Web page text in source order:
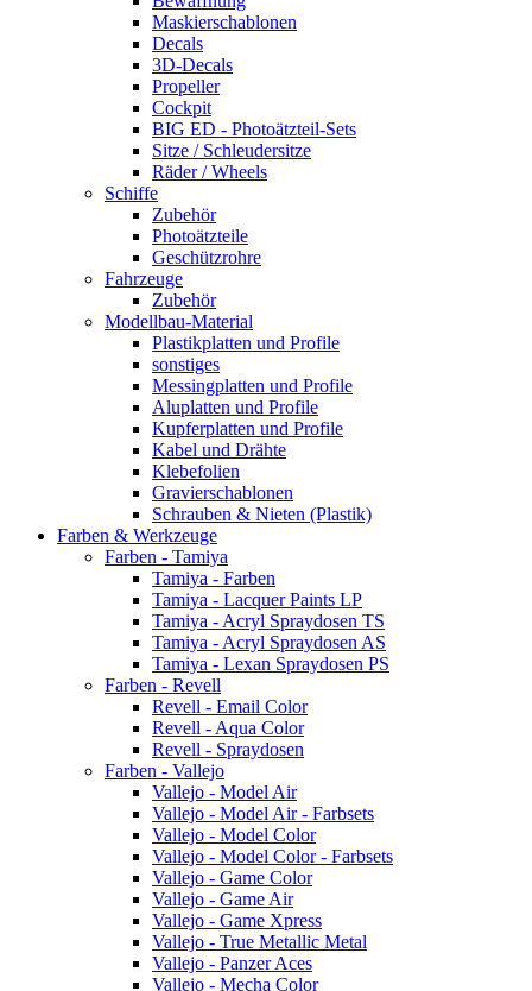
Maskierschablonen
Decals
3D-Decals
Propeller
Cockpit
BIG ED - Photoätzteil-Sets
Sitze / Schleudersitze
Räder / Wheels
Schiffe
Zubehör
Photoätzteile
Geschützrohre
Fahrzeuge
Zubehör
Modellbau-Material
Plastikplatten und Profile
sonstiges
Messingplatten und Profile
Aluplatten und Profile
Kupferplatten und Profile
Kabel und Drähte
Klebefolien
Gravierschablonen
Schrauben & Nieten (Plastik)
Farben & Werkzeuge
Farben - Tamiya
Tamiya - Farben
Tamiya - Lacquer Paints LP
Tamiya - Acryl Spraydosen TS
Tamiya - Acryl Spraydosen AS
Tamiya - Lexan Spraydosen PS
Farben - Revell
Revell - Email Color
Revell - Aqua Color
Revell - Spraydosen
Farben - Vallejo
Vallejo - Model Air
Vallejo - Model Air - Farbsets
Vallejo - Model Color
Vallejo - Model Color - Farbsets
Vallejo - Game Color
Vallejo - Game Air
Vallejo - Game Xpress
Vallejo - True Metallic Metal
Vallejo - Panzer Aces
Vallejo - Mecha Color